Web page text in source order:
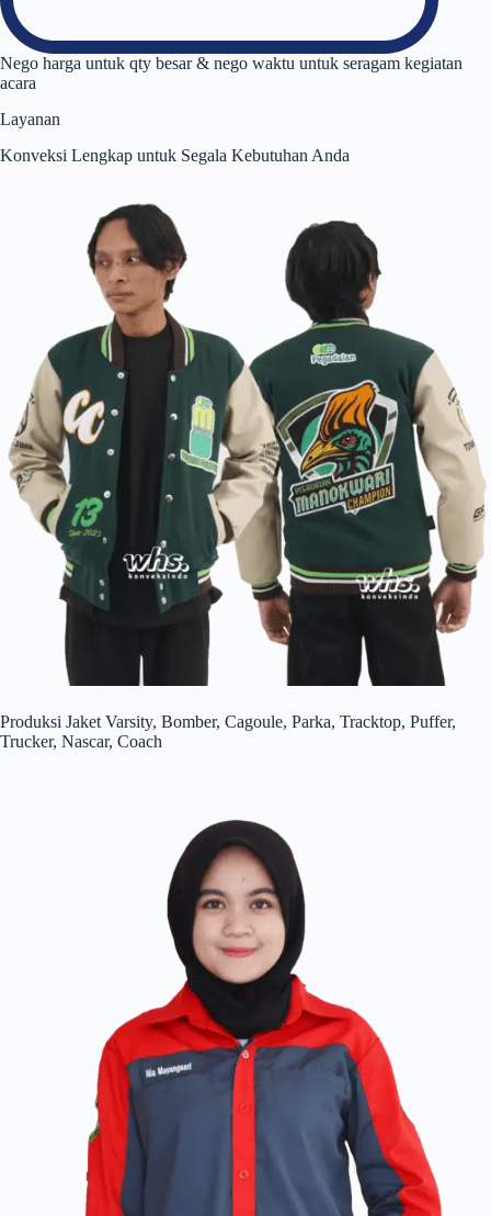
Nego harga untuk qty besar & nego waktu untuk seragam kegiatan
acara
Layanan
Konveksi Lengkap untuk Segala Kebutuhan Anda
Produksi Jaket Varsity, Bomber, Cagoule, Parka, Tracktop, Puffer,
Trucker, Nascar, Coach